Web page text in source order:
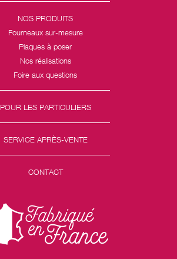
NOS PRODUITS
Fourneaux sur-mesure
Plaques à poser
Nos réalisations
Foire aux questions
POUR LES PARTICULIERS
SERVICE APRÈS-VENTE
CONTACT